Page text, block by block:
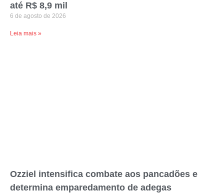
até R$ 8,9 mil
6 de agosto de 2026
Leia mais »
Ozziel intensifica combate aos pancadões e
determina emparedamento de adegas